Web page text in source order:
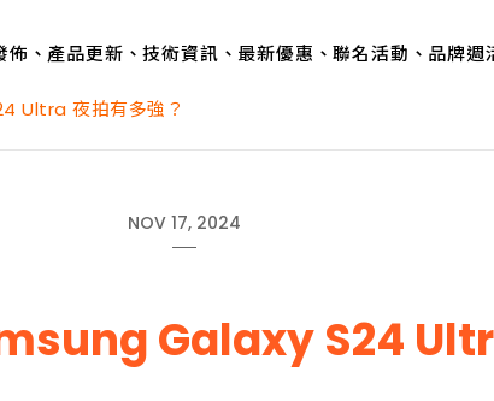
、產品更新、技術資訊、最新優惠、聯名活動、品牌週
Ultra 夜拍有多強？
NOV 17, 2024
Galaxy S24